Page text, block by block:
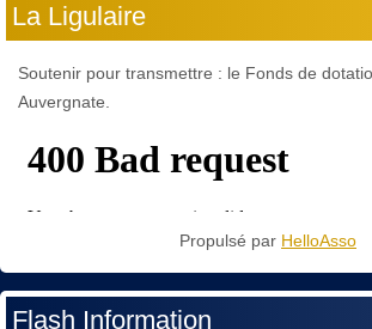
La Ligulaire
Soutenir pour transmettre : le Fonds de
Auvergnate.
Propulsé par HelloAsso
Flash Information